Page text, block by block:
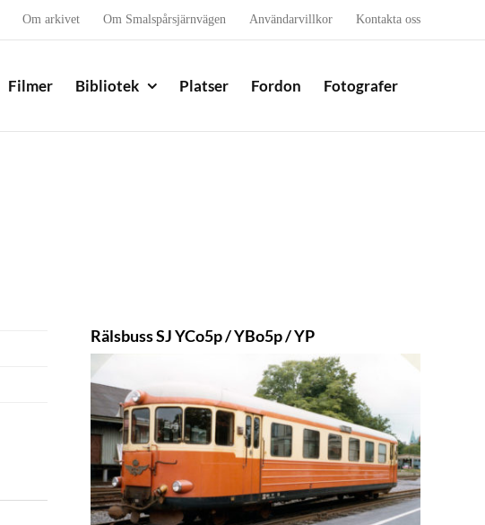
Om arkivet Om Smalspårsjärnvägen Användarvillkor Kontakta oss
Filmer Bibliotek Platser Fordon Fotografer
Rälsbuss SJ YCo5p / YBo5p / YP